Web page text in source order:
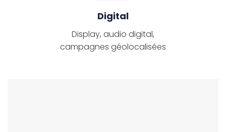
Digital
Display, audio digital,
campagnes géolocalisées